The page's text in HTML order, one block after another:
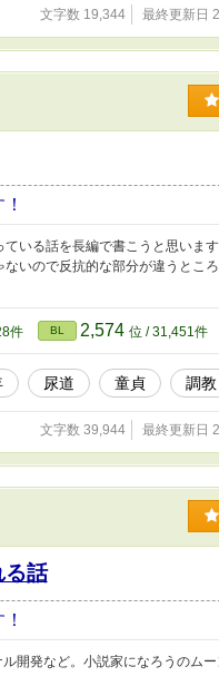
文字数 19,344 最終更新日
いる話を長編で書こうと思いま
いので反抗的な部分が違うとこ
件 BL 2,574 位 / 31,451件
尿道 童貞 調教
文字数 39,944 最終更新日
る話
開発など。小説家になろうのム